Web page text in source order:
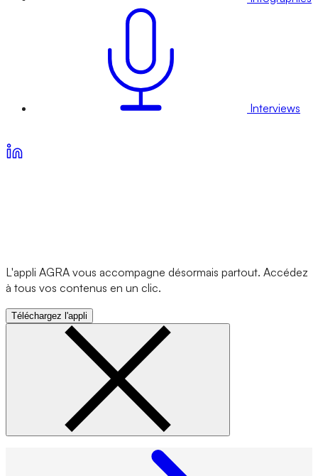
Interviews
L'appli AGRA vous accompagne désormais partout. Accédez
à tous vos contenus en un clic.
Téléchargez l'appli